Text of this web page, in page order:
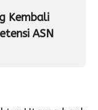
Kembali
ASN